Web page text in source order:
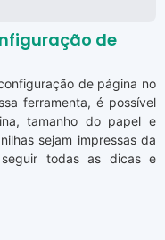
de
de página no
ferramenta, é possível
tamanho do papel e
sejam impressas da
seguir todas as dicas e